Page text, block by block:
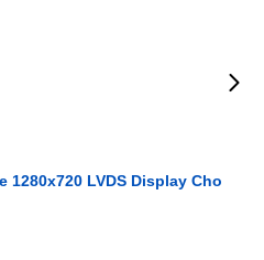
1280x720 LVDS Display Cho